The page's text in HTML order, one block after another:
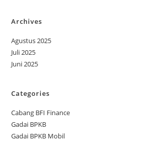
Archives
Agustus 2025
Juli 2025
Juni 2025
Categories
Cabang BFI Finance
Gadai BPKB
Gadai BPKB Mobil